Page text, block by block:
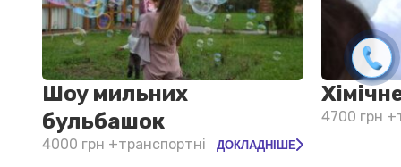
Шоу мильних
бульбашок
4000 грн +транспортні ДОКЛАДНІШЕ
4700 грн